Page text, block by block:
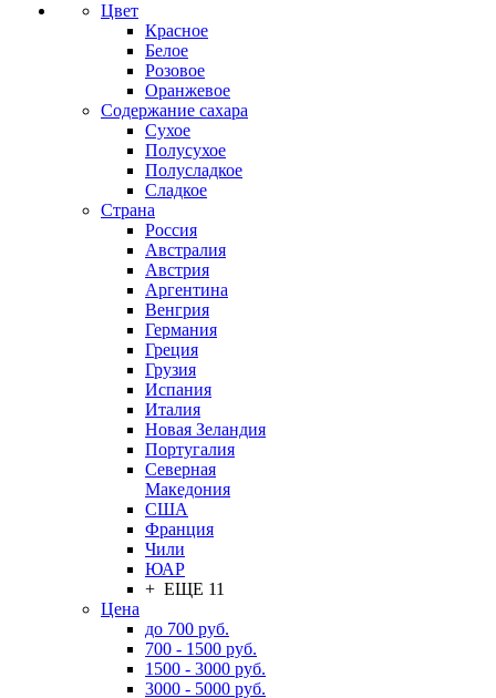
Цвет
Красное
Белое
Розовое
Оранжевое
Содержание сахара
Сухое
Полусухое
Полусладкое
Сладкое
Страна
Россия
Австралия
Австрия
Аргентина
Венгрия
Германия
Греция
Грузия
Испания
Италия
Новая Зеландия
Португалия
Северная
Македония
США
Франция
Чили
ЮАР
+ ЕЩЕ 11
Цена
до 700 руб.
700 - 1500 руб.
1500 - 3000 руб.
3000 - 5000 руб.